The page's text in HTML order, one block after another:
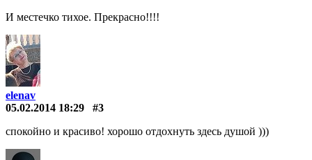
И местечко тихое. Прекрасно!!!!
elenav
05.02.2014 18:29
#3
спокойно и красиво! хорошо отдохнуть здесь душой )))